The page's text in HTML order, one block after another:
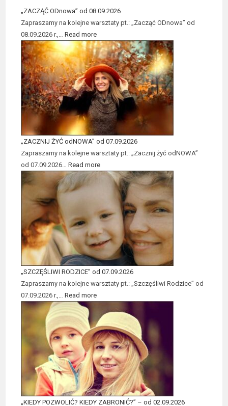
„ZACZĄĆ ODnowa” od 08.09.2026
Zapraszamy na kolejne warsztaty pt.: „Zacząć ODnowa” od
08.09.2026 r.,…Read more
„ZACZNIJ ŻYĆ odNOWA” od 07.09.2026
Zapraszamy na kolejne warsztaty pt.: „Zacznij żyć odNOWA”
od 07.09.2026…Read more
„SZCZĘŚLIWI RODZICE” od 07.09.2026
Zapraszamy na kolejne warsztaty pt.: „Szczęśliwi Rodzice” od
07.09.2026 r.,…Read more
„KIEDY POZWOLIĆ? KIEDY ZABRONIĆ?” – od 02.09.2026